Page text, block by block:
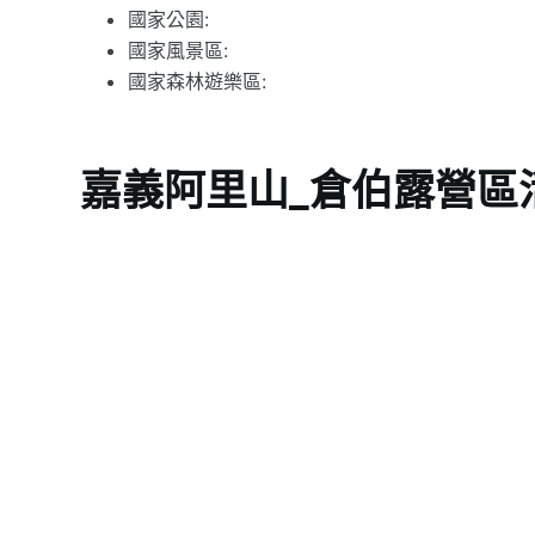
國家公園:
國家風景區:
國家森林遊樂區:
嘉義阿里山_倉伯露營區